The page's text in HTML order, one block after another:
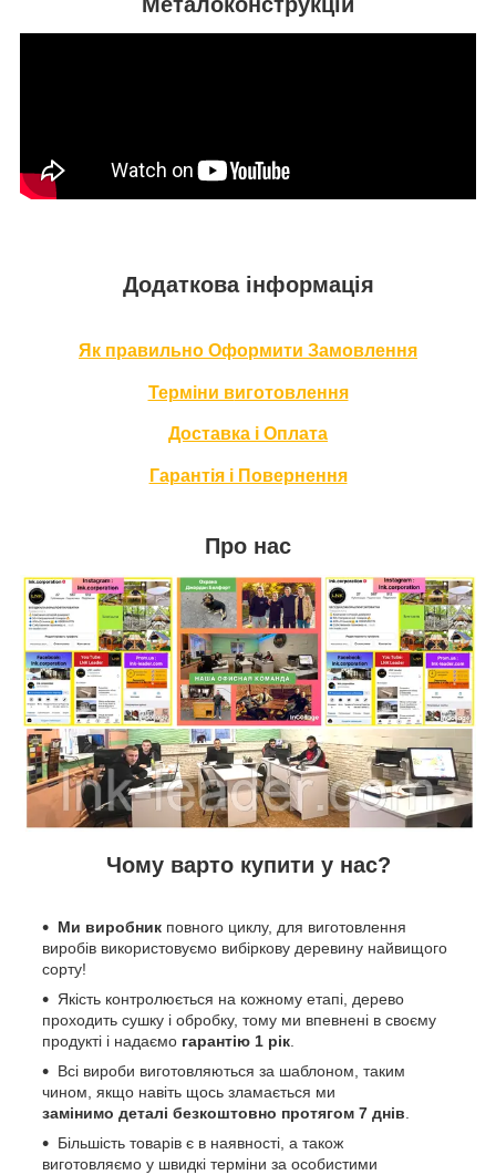
Додаткова інформація
Як правильно Оформити Замовлення
Терміни виготовлення
Доставка і Оплата
Гарантія і Повернення
Про нас
Чому варто купити у нас?
Ми виробник повного циклу, для виготовлення
виробів використовуємо вибіркову деревину найвищого
сорту!
Якість контролюється на кожному етапі, дерево
проходить сушку і обробку, тому ми впевнені в своєму
продукті і надаємо гарантію 1 рік.
Всі вироби виготовляються за шаблоном, таким
чином, якщо навіть щось зламається ми
замінимо деталі безкоштовно протягом 7 днів.
Більшість товарів є в наявності, а також
виготовляємо у швидкі терміни за особистими